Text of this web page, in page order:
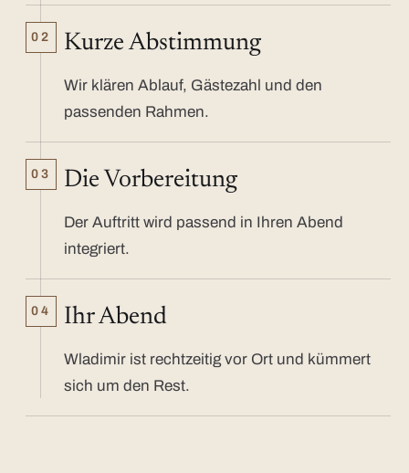
02 Kurze Abstimmung
Wir klären Ablauf, Gästezahl und den
passenden Rahmen.
03 Die Vorbereitung
Der Auftritt wird passend in Ihren Abend
integriert.
04 Ihr Abend
Wladimir ist rechtzeitig vor Ort und kümmert
sich um den Rest.